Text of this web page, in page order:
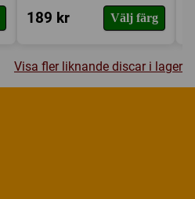
189 kr Välj färg
Visa fler liknande discar i lager